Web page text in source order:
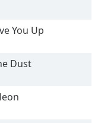
You Up
Dust